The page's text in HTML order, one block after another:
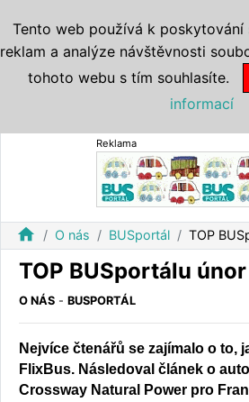
Reklama
home O nás BUSportál TOP
TOP BUSportálu
O NÁS - BUSPORTÁL
Nejvíce čtenářů se zajímalo o to,
FlixBus. Následoval článek o
Crossway Natural Power pro
Tento web používá k poskytování
reklam a analýze návštěvnosti
tohoto webu s tím souhlasíte.
informací